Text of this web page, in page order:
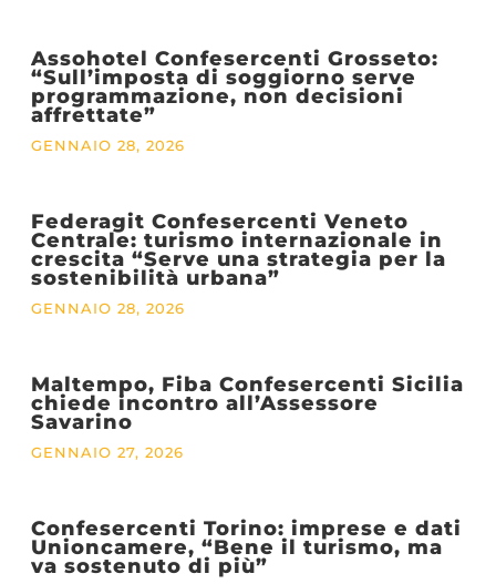
Assohotel Confesercenti Grosseto:
“Sull’imposta di soggiorno serve
programmazione, non decisioni
affrettate”
GENNAIO 28, 2026
Federagit Confesercenti Veneto
Centrale: turismo internazionale in
crescita “Serve una strategia per la
sostenibilità urbana”
GENNAIO 28, 2026
Maltempo, Fiba Confesercenti Sicilia
chiede incontro all’Assessore
Savarino
GENNAIO 27, 2026
Confesercenti Torino: imprese e dati
Unioncamere, “Bene il turismo, ma
va sostenuto di più”